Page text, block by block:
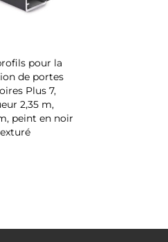
pour la
de portes
Plus 7,
2,35 m,
peint en noir